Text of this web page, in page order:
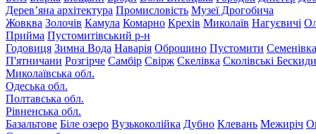
Дерев’яна архітектура Промисловість Музеї Дрогобича
Жовква Золочів Камула Комарно Крехів Миколаїв Нагуєвичі
Прийма Пустомитівський р-н
Годовиця Зимна Вода Наварія Оброшино Пустомити Семенівка
П'ятничани Розгірче Самбір Свірж Скелівка Сколівські Бескиди
Миколаївська обл.
Одеська обл.
Полтавська обл.
Рівненська обл.
Базальтове Біле озеро Вузькоколійка Дубно Клевань Межиріч